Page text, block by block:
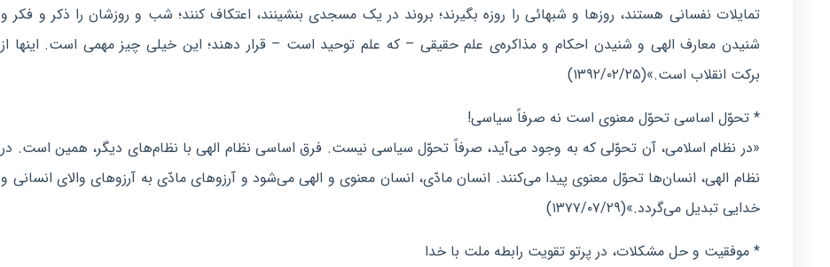
تمایلات نفسانی هستند، روزها و شبهائی را روزه بگیرند؛ بروند در یک مسجدی بنشینند، اعتکاف کنند؛ شب و روزشان را ذکر و فکر و
شنیدن معارف الهی و شنیدن احکام و مذاکره‌ی علم حقیقی – که علم توحید است – قرار دهند؛ این خیلی چیز مهمی است. اینها از
برکت انقلاب است.»(۱۳۹۲/۰۲/۲۵)
* تحوّل اساسی تحوّل معنوی است نه صرفاً سیاسی!
«در نظام اسلامی، آن تحوّلی که به وجود می‌آید، صرفاً تحوّل سیاسی نیست. فرق اساسی نظام الهی با نظام‌های دیگر، همین است. در
نظام الهی، انسان‌ها تحوّل معنوی پیدا می‌کنند. انسان مادّی، انسان معنوی و الهی می‌شود و آرزوهای مادّی به آرزوهای والای انسانی و
خدایی تبدیل می‌گردد.»(۱۳۷۷/۰۷/۲۹)
* موفقیت و حل مشکلات، در پرتو تقویت رابطه ملت با خدا